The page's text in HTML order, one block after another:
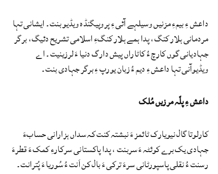
داعش ءِ بیمءِ مزنیں وسیلہے آئی ءِ پروپیگنڈہ ویڈیو بنت۔ ایشانی تہا
مردمانی ہلار کنگ، پدا ہمے ہلار کنگءِ اسلامی تشریح دئیگ، برگر
جہادیانی گوں کارچ ءُ کاٹاراں پیش دارگ دنیا ءَ لرزینیت۔ اے
ویڈیوآنی تہا داعش ءِ دیم ءُ زبان یورپ ءِ برگر جہادی بنت۔
داعش ءِ پلّہ مرزیں مُلک
کارلوتا گال نیویارک ٹائمز ءَ نبشتہ کنت کہ سداں ہزارانی حسابءَ
جہادی یک برے کوئٹہ ءَ سربنت ، پدا پاکستانی سرکارءِ کمک ءَ قطرءَ
رسنت ءُ نقلی پاسپورٹانی سرءَ ترکی ءَ بال کن اَنت ءُ سُوریا ءَ پُترانت۔